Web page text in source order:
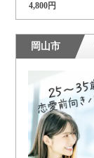
4,800円
岡山市